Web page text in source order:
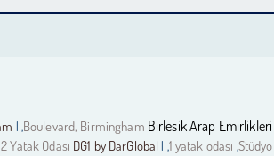
| ,Boulevard, Birmingham Birlesik Arap Emirlikleri
Yatak Odası DG1 by DarGlobal | ,1 yatak odası ,Stüdyo